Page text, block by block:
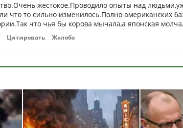
жестокое.Проводило опыты над
что то сильно изменилось.Полно американских
что чья бы корова мычала,а японская
Цитировать Жалоба